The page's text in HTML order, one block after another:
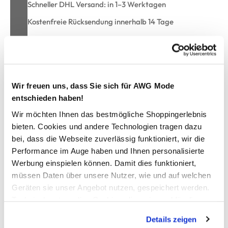
Wir freuen uns, dass Sie sich für AWG Mode
entschieden haben!
Wir möchten Ihnen das bestmögliche Shoppingerlebnis
bieten. Cookies und andere Technologien tragen dazu
bei, dass die Webseite zuverlässig funktioniert, wir die
Performance im Auge haben und Ihnen personalisierte
Werbung einspielen können. Damit dies funktioniert,
müssen Daten über unsere Nutzer, wie und auf welchen
Geräten sie unser Angebot nutzen, gespeichert werden.
werden, werden bei der Nutzung der Webseite auf jeden
Details zeigen
Schneller DHL Versand: in 1–3 Werktagen
Kostenfreie Rücksendung innerhalb 14 Tage
Soft BH mit Spitzenbesatz
schöner Soft-BH von Sure
mit breiten, verstellbaren Trägern
angenehm weiche Soft-Cups
hinten mit dekorativer Spitze